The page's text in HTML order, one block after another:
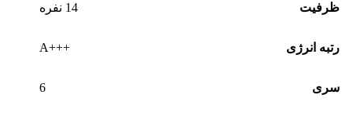
ظرفیت 14 نفره
رتبه انرژی +++A
سری 6